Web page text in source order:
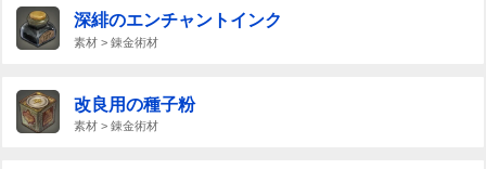
深緋のエンチャントインク
素材 > 錬金術材
改良用の種子粉
素材 > 錬金術材